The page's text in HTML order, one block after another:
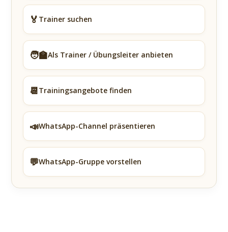
🏅 Trainer suchen
🧑‍🏫Als Trainer / Übungsleiter anbieten
📆Trainingsangebote finden
📣WhatsApp-Channel präsentieren
💬WhatsApp-Gruppe vorstellen